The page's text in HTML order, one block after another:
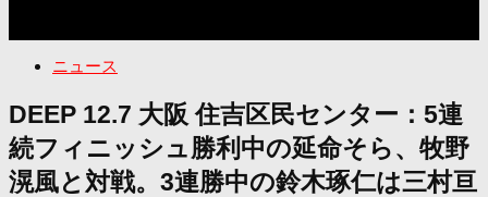
ニュース
DEEP 12.7 大阪 住吉区民センター：5連
続フィニッシュ勝利中の延命そら、牧野
滉風と対戦。3連勝中の鈴木琢仁は三村亘